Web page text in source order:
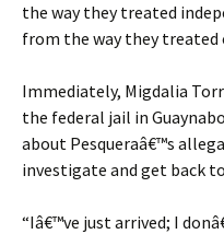
the way they treated
from the way they treated
Immediately, Migdalia
the federal jail in
about Pesqueraâ€™s
investigate and get back
“Iâ€™ve just arrived; I